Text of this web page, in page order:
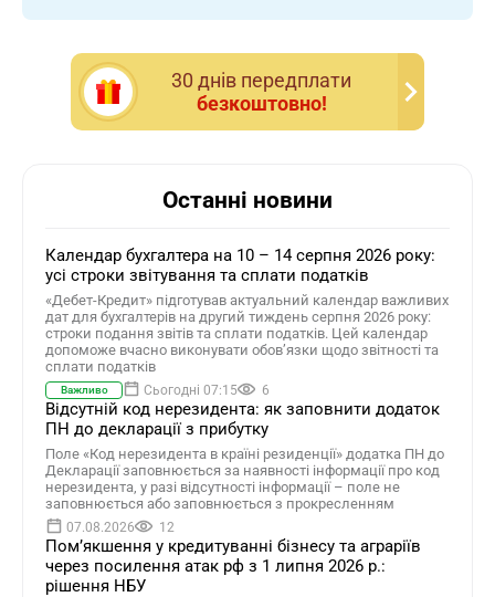
30 днiв передплати
безкоштовно!
Останні новини
Календар бухгалтера на 10 – 14 серпня 2026 року:
усі строки звітування та сплати податків
«Дебет-Кредит» підготував актуальний календар важливих
дат для бухгалтерів на другий тиждень серпня 2026 року:
строки подання звітів та сплати податків. Цей календар
допоможе вчасно виконувати обов’язки щодо звітності та
сплати податків
Важливо Сьогодні 07:15 6
Відсутній код нерезидента: як заповнити додаток
ПН до декларації з прибутку
Поле «Код нерезидента в країні резиденції» додатка ПН до
Декларації заповнюється за наявності інформації про код
нерезидента, у разі відсутності інформації – поле не
заповнюється або заповнюється з прокресленням
07.08.2026 12
Помʼякшення у кредитуванні бізнесу та аграріїв
через посилення атак рф з 1 липня 2026 р.:
рішення НБУ